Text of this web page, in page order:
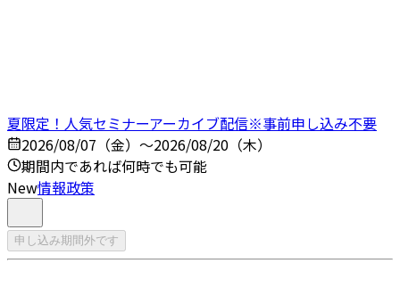
夏限定！人気セミナーアーカイブ配信※事前申し込み不要
2026/08/07（金）～2026/08/20（木）
期間内であれば何時でも可能
New情報政策
申し込み期間外です